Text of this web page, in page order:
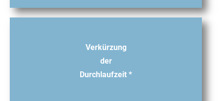
Verkürzung
der
Durchlaufzeit *